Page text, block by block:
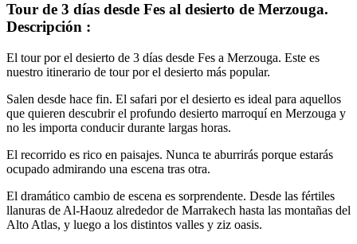
Tour de 3 días desde Fes al desierto de Merzouga.
Descripción :
El tour por el desierto de 3 días desde Fes a Merzouga. Este es
nuestro itinerario de tour por el desierto más popular.
Salen desde hace fin. El safari por el desierto es ideal para aquellos
que quieren descubrir el profundo desierto marroquí en Merzouga y
no les importa conducir durante largas horas.
El recorrido es rico en paisajes. Nunca te aburrirás porque estarás
ocupado admirando una escena tras otra.
El dramático cambio de escena es sorprendente. Desde las fértiles
llanuras de Al-Haouz alrededor de Marrakech hasta las montañas del
Alto Atlas, y luego a los distintos valles y ziz oasis.